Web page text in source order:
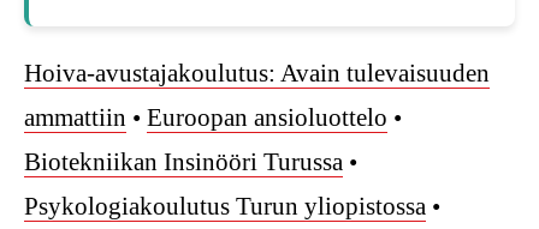
Hoiva-avustajakoulutus: Avain tulevaisuuden
ammattiin • Euroopan ansioluottelo •
Biotekniikan Insinööri Turussa •
Psykologiakoulutus Turun yliopistossa •